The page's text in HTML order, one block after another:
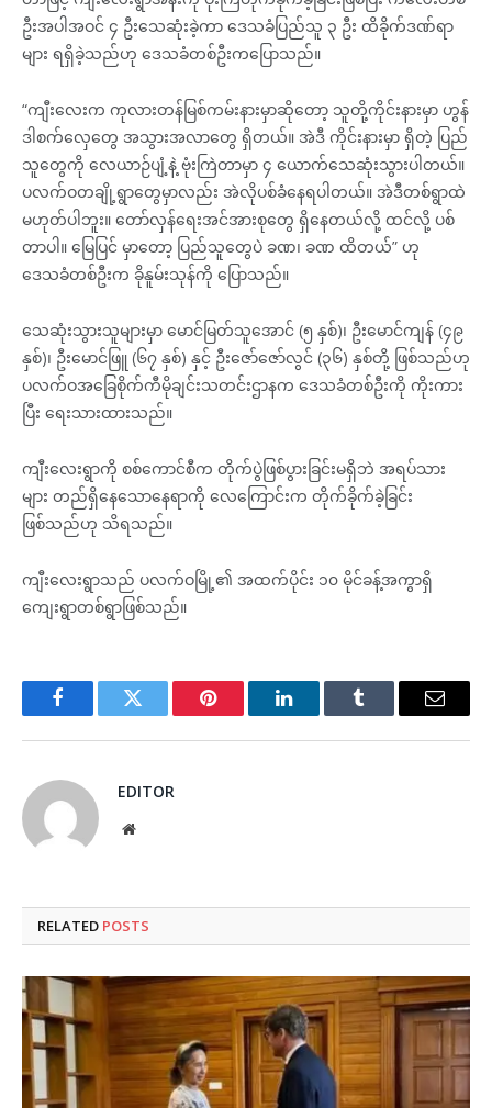
ဦးအပါအဝင် ၄ ဦးသေဆုံးခဲ့ကာ ဒေသခံပြည်သူ ၃ ဦး ထိခိုက်ဒဏ်ရာ
များ ရရှိခဲ့သည်ဟု ဒေသခံတစ်ဦးကပြောသည်။
“ကျီးလေးက ကုလားတန်မြစ်ကမ်းနားမှာဆိုတော့ သူတို့ကိုင်းနားမှာ ဟွန်
ဒါစက်လှေတွေ အသွားအလာတွေ ရှိတယ်။ အဲဒီ ကိုင်းနားမှာ ရှိတဲ့ ပြည်
သူတွေကို လေယာဉ်ပျံ့နဲ့ ဗုံးကြဲတာမှာ ၄ ယောက်သေဆုံးသွားပါတယ်။
ပလက်ဝတချို့ရွာတွေမှာလည်း အဲလိုပစ်ခံနေရပါတယ်။ အဲဒီတစ်ရွာထဲ
မဟုတ်ပါဘူး။ တော်လှန်ရေးအင်အားစုတွေ ရှိနေတယ်လို့ ထင်လို့ ပစ်
တာပါ။ မြေပြင် မှာတော့ ပြည်သူတွေပဲ ခဏ၊ ခဏ ထိတယ်” ဟု
ဒေသခံတစ်ဦးက ခိုနူမ်းသုန်ကို ပြောသည်။
သေဆုံးသွားသူများမှာ မောင်မြတ်သူအောင် (၅ နှစ်)၊ ဦးမောင်ကျန် (၄၉
နှစ်)၊ ဦးမောင်ဖြူ (၆၇ နှစ်) နှင့် ဦးဇော်ဇော်လွင် (၃၆) နှစ်တို့ ဖြစ်သည်ဟု
ပလက်ဝအခြေစိုက်ကီမိုချင်းသတင်းဌာနက ဒေသခံတစ်ဦးကို ကိုးကား
ပြီး ရေးသားထားသည်။
ကျီးလေးရွာကို စစ်ကောင်စီက တိုက်ပွဲဖြစ်ပွားခြင်းမရှိဘဲ အရပ်သား
များ တည်ရှိနေသောနေရာကို လေကြောင်းက တိုက်ခိုက်ခဲ့ခြင်း
ဖြစ်သည်ဟု သိရသည်။
ကျီးလေးရွာသည် ပလက်ဝမြို့၏ အထက်ပိုင်း ၁၀ မိုင်ခန့်အကွာရှိ
ကျေးရွာတစ်ရွာဖြစ်သည်။
FacebookTwitter Pinterest LinkedInTumblr Email
EDITOR
Website
RELATED POSTS